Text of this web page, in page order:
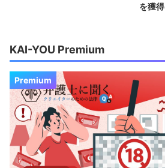
を獲得
KAI-YOU Premium
Premium